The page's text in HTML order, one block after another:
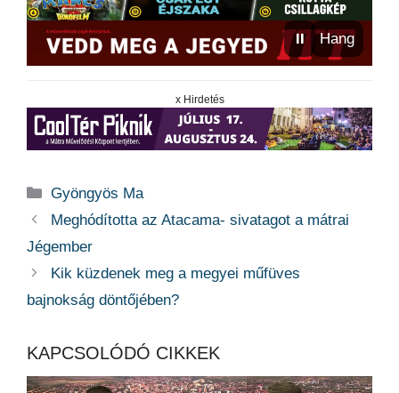
⏸ Hang
x Hirdetés
Kategória
Gyöngyös Ma
Meghódította az Atacama- sivatagot a mátrai
Jégember
Kik küzdenek meg a megyei műfüves
bajnokság döntőjében?
KAPCSOLÓDÓ CIKKEK